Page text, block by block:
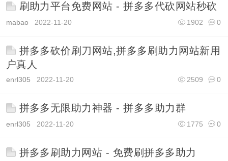
刷助力平台免费网站 - 拼多多代砍网站秒砍
mabao 2022-11-20 0
1902
拼多多砍价刷刀网站,拼多多刷助力网站新用
户真人
enrl305 2022-11-20 0
2509
拼多多无限助力神器 - 拼多多助力群
enrl305 2022-11-20 0
1775
拼多多刷助力网站 - 免费刷拼多多助力